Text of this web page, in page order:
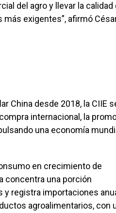
del agro y llevar la calidad
exigentes”, afirmó
China desde 2018, la CIIE
internacional, la
una economía
en crecimiento de
concentra una porción
y registra importaciones
agroalimentarios, con